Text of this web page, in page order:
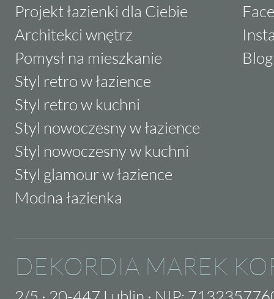
Projekt łazienki dla Ciebie
Architekci wnętrz
Pomysł na mieszkanie
Styl retro w łazience
Styl retro w kuchni
Styl nowoczesny w łazience
Styl nowoczesny w kuchni
Styl glamour w łazience
Modna łazienka
Blog
DEKORDIA MAREK